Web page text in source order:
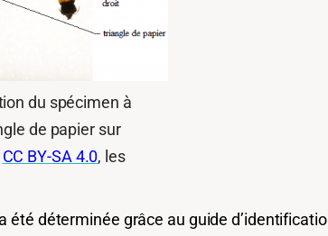
du spécimen à
de papier sur
CC BY-SA 4.0, les
déterminée grâce au guide